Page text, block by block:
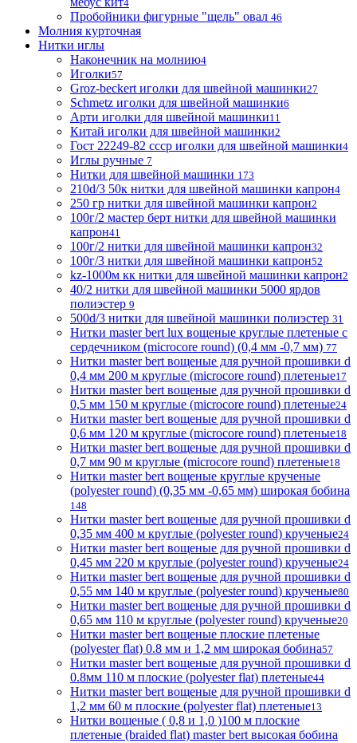
4
Пробойники фигурные "щель" овал 46
Молния курточная
Нитки иглы
Наконечник на молнию4
Иголки57
Groz-beckert иголки для швейной машинки27
Schmetz иголки для швейной машинки6
Арти иголки для швейной машинки11
Китай иголки для швейной машинки2
Гост 22249-82 ссср иголки для швейной машинки4
Иглы ручные 7
Нитки для швейной машинки 173
210d/3 50к нитки для швейной машинки капрон4
250 гр нитки для швейной машинки капрон2
100г/2 мастер берт нитки для швейной машинки
капрон41
100г/2 нитки для швейной машинки капрон32
100г/3 нитки для швейной машинки капрон52
kz-1000м кк нитки для швейной машинки капрон2
40/2 нитки для швейной машинки 5000 ярдов
полиэстер 9
500d/3 нитки для швейной машинки полиэстер 31
Нитки master bert lux вощеные круглые плетеные с
сердечником (microcore round) (0,4 мм -0,7 мм) 77
Нитки master bert вощеные для ручной прошивки d
0,4 мм 200 м круглые (microcore round) плетеные17
Нитки master bert вощеные для ручной прошивки d
0,5 мм 150 м круглые (microcore round) плетеные24
Нитки master bert вощеные для ручной прошивки d
0,6 мм 120 м круглые (microcore round) плетеные18
Нитки master bert вощеные для ручной прошивки d
0,7 мм 90 м круглые (microcore round) плетеные18
Нитки master bert вощеные круглые крученые
(polyester round) (0,35 мм -0,65 мм) широкая бобина
148
Нитки master bert вощеные для ручной прошивки d
0,35 мм 400 м круглые (polyester round) крученые24
Нитки master bert вощеные для ручной прошивки d
0,45 мм 220 м круглые (polyester round) крученые24
Нитки master bert вощеные для ручной прошивки d
0,55 мм 140 м круглые (polyester round) крученые80
Нитки master bert вощеные для ручной прошивки d
0,65 мм 110 м круглые (polyester round) крученые20
Нитки master bert вощеные плоские плетеные
(polyester flat) 0.8 мм и 1,2 мм широкая бобина57
Нитки master bert вощеные для ручной прошивки d
0.8мм 110 м плоские (polyester flat) плетеные44
Нитки master bert вощеные для ручной прошивки d
1,2 мм 60 м плоские (polyester flat) плетеные13
Нитки вощеные ( 0,8 и 1,0 )100 м плоские
плетеные (braided flat) master bert высокая бобина